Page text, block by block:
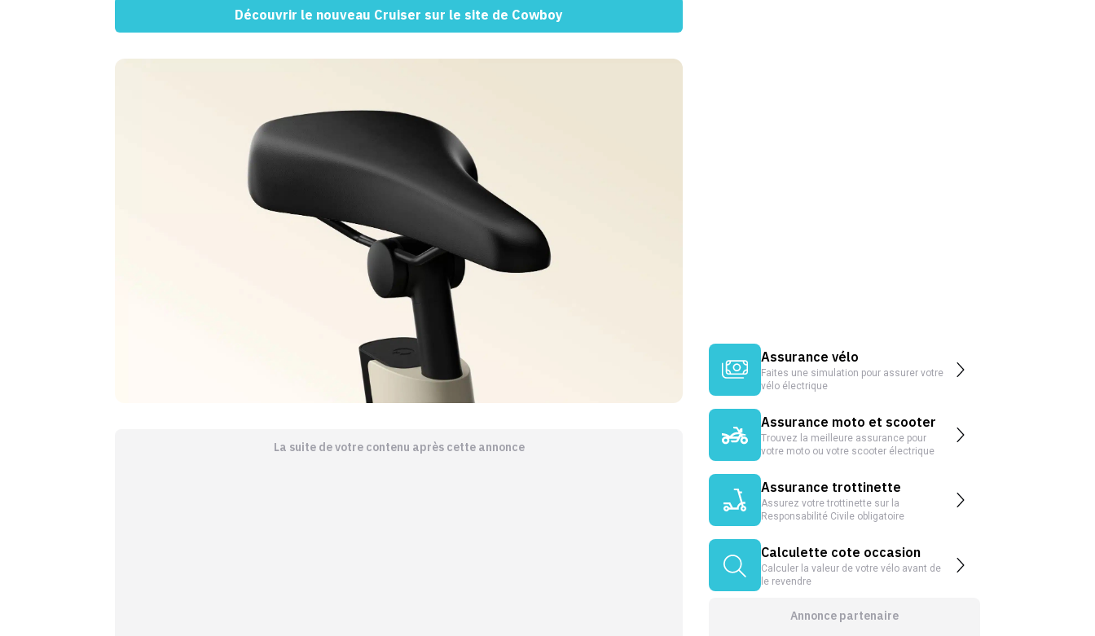
Découvrir le nouveau Cruiser sur le site de Cowboy
La suite de votre contenu après cette annonce
Assurance vélo
Faites une simulation pour assurer votre
vélo électrique
Assurance moto et scooter
Trouvez la meilleure assurance pour
votre moto ou votre scooter électrique
Assurance trottinette
Assurez votre trottinette sur la
Responsabilité Civile obligatoire
Calculette cote occasion
Calculer la valeur de votre vélo avant de
le revendre
Annonce partenaire